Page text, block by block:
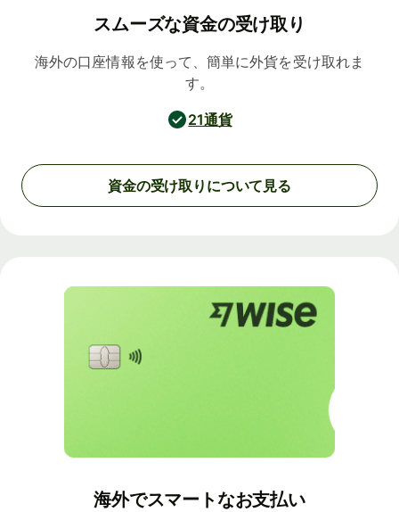
スムーズな資金の受け取り
海外の口座情報を使って、簡単に外貨を受け取れま
す。
21通貨
資金の受け取りについて見る
海外でスマートなお支払い